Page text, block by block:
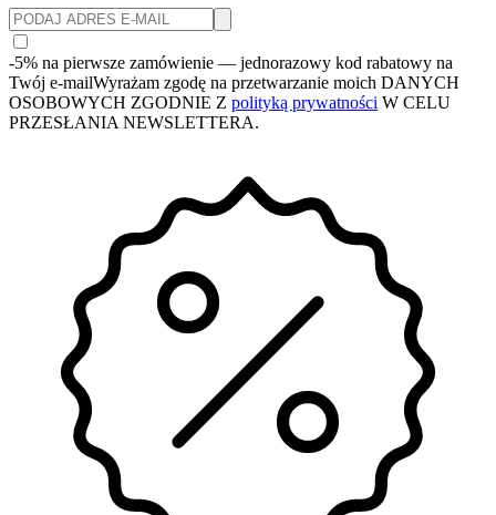
-5% na pierwsze zamówienie — jednorazowy kod rabatowy na
Twój e-mailWyrażam zgodę na przetwarzanie moich DANYCH
OSOBOWYCH ZGODNIE Z polityką prywatności W CELU
PRZESŁANIA NEWSLETTERA.